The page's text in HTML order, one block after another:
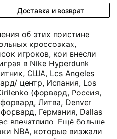
Доставка и возврат
об этих поистине
кроссовках,
игроков, кои внесли
в Nike Hyperdunk
США, Los Angeles
центр, Испания, Los
(форвард, Россия,
Литва, Denver
Германия, Dallas
впечатлило. Ещё больше
NBA, которые визжали